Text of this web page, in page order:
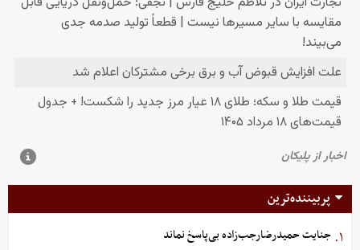
پربیننده‌ترین
۱. جنایت حمیدرضارجب‌زاده بی‌پاسخ نماند